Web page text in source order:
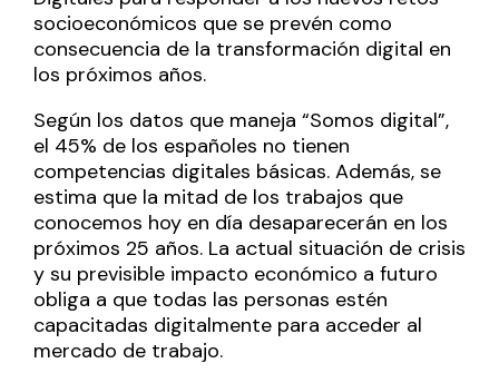
socioeconómicos que se prevén como
consecuencia de la transformación digital en
los próximos años.
Según los datos que maneja “Somos digital”,
el 45% de los españoles no tienen
competencias digitales básicas. Además, se
estima que la mitad de los trabajos que
conocemos hoy en día desaparecerán en los
próximos 25 años. La actual situación de crisis
y su previsible impacto económico a futuro
obliga a que todas las personas estén
capacitadas digitalmente para acceder al
mercado de trabajo.